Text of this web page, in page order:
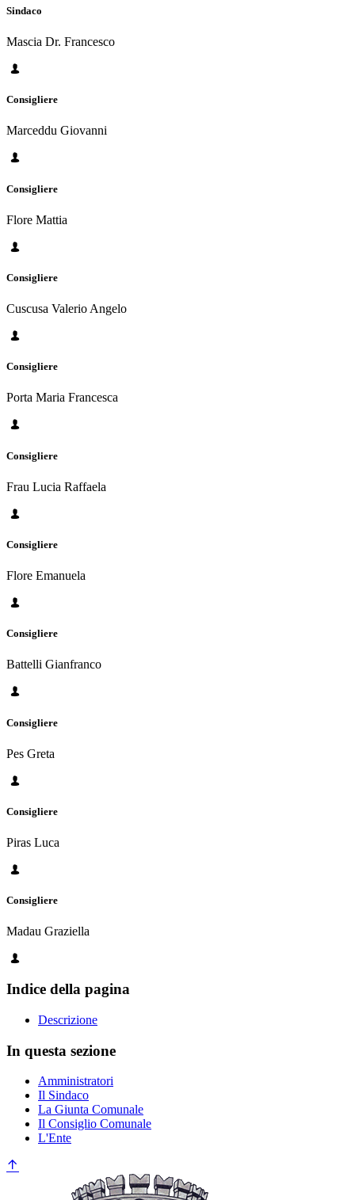
Sindaco
Mascia Dr. Francesco
Consigliere
Marceddu Giovanni
Consigliere
Flore Mattia
Consigliere
Cuscusa Valerio Angelo
Consigliere
Porta Maria Francesca
Consigliere
Frau Lucia Raffaela
Consigliere
Flore Emanuela
Consigliere
Battelli Gianfranco
Consigliere
Pes Greta
Consigliere
Piras Luca
Consigliere
Madau Graziella
Indice della pagina
Descrizione
In questa sezione
Amministratori
Il Sindaco
La Giunta Comunale
Il Consiglio Comunale
L'Ente